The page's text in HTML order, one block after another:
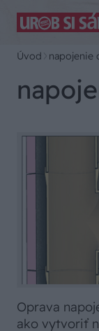
Úvod napojenie
Oprava
ako vytvoriť